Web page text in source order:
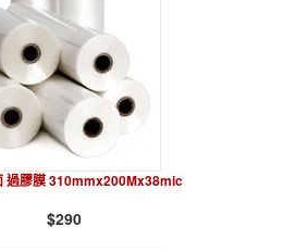
過膠膜 310mmx200Mx38mic
$290